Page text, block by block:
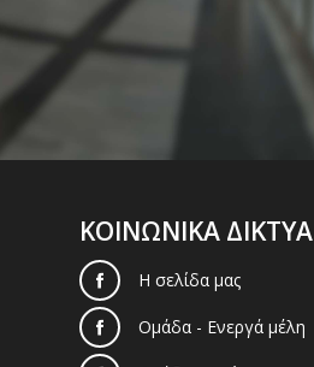
ΚΟΙΝΩΝΙΚΑ ΔΙΚΤΥΑ
Η σελίδα μας
Ομάδα - Ενεργά μέλη